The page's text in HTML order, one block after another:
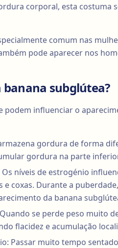
corporal, esta costuma
comum nas
pode aparecer nos
banana subglútea?
podem influenciar o
gordura de forma
gordura na parte
níveis de estrogénio
e coxas. Durante a
da banana
se perde peso muito
flacidez e acumulação
Passar muito tempo